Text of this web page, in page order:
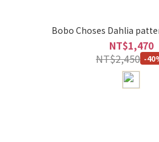
Bobo Choses Dahlia
NT$1,470
NT$2,450 -